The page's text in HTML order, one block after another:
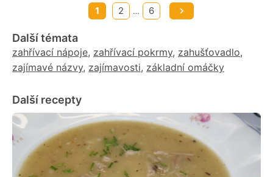
1 2 … 6
Další témata
zahřívací nápoje, zahřívací pokrmy, zahušťovadlo,
zajímavé názvy, zajímavosti, základní omáčky
Další recepty